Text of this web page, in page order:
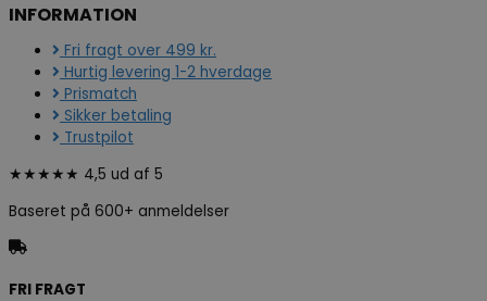
INFORMATION
Fri fragt over 499 kr.
Hurtig levering 1-2 hverdage
Prismatch
Sikker betaling
Trustpilot
★★★★★ 4,5 ud af 5
Baseret på 600+ anmeldelser
FRI FRAGT